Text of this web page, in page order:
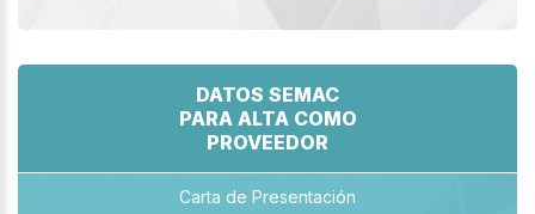
DATOS SEMAC
PARA ALTA COMO
PROVEEDOR
Carta de Presentación